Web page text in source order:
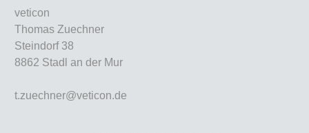
veticon
Thomas Zuechner
Steindorf 38
8862 Stadl an der Mur
t.zuechner@veticon.de